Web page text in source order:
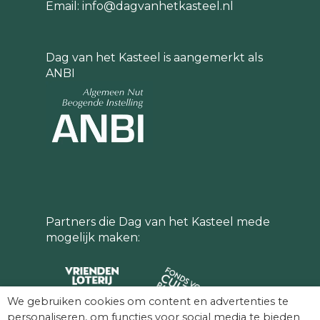
Liefdesverhaal
Museum Borg Verhildersum
Email: info@dagvanhetkasteel.nl
Dag van het Kasteel is aangemerkt als
ANBI
Partners die Dag van het Kasteel mede
mogelijk maken:
We gebruiken cookies om content en advertenties te
personaliseren, om functies voor social media te bieden